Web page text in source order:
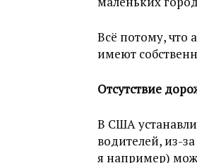
Всё потому, что
имеют
Отсутствие
В США
водителей, из-
я например)